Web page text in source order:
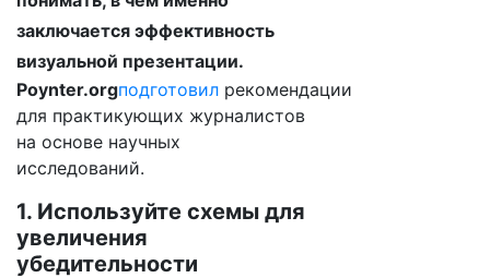
заключается эффективность
визуальной презентации.
Poynter.orgподготовил рекомендации
для практикующих журналистов
на основе научных
исследований.
1. Используйте схемы для
увеличения
убедительности